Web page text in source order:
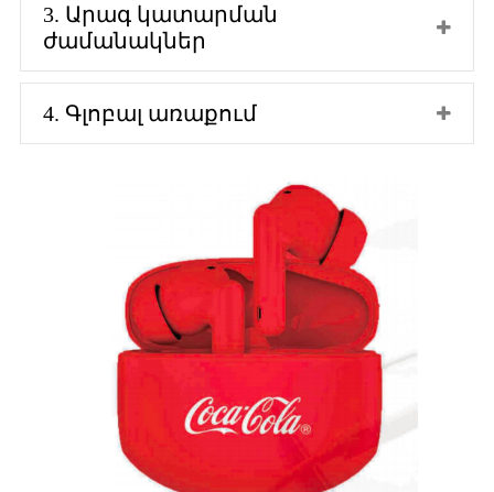
3. Արագ կատարման
ժամանակներ
4. Գլոբալ առաքում